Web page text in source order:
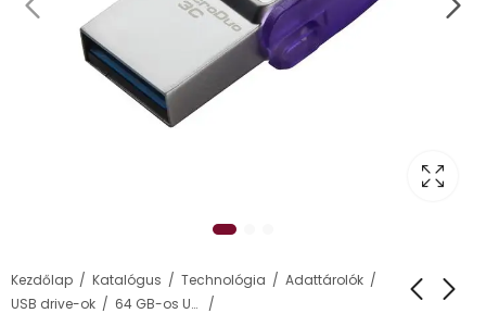
Kezdőlap Katalógus Technológia
Adattárolók
USB drive-ok
64 GB-os USB pendrive-ok